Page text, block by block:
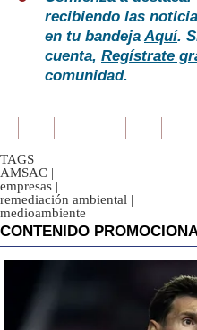
recibiendo las
en tu bandejaAquí.
cuenta, Regístrate
comunidad.
TAGS
AMSAC |
empresas |
remediación ambiental |
medioambiente